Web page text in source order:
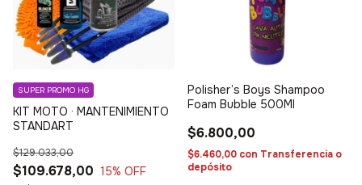
KIT MOTO · MANTENIMIENTO
STANDART
$109.678,00
$129.033,00
15% OFF
SUPER PROMO HG
Polisher’s Boys Shampoo
Foam Bubble 500Ml
$6.800,00
$6.460,00 con Transferencia o
depósito